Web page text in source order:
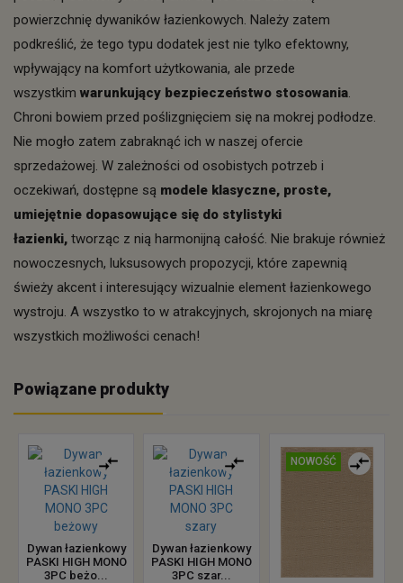
powierzchnię dywaników łazienkowych. Należy zatem
podkreślić, że tego typu dodatek jest nie tylko efektowny,
wpływający na komfort użytkowania, ale przede
wszystkim warunkujący bezpieczeństwo stosowania.
Chroni bowiem przed poślizgnięciem się na mokrej podłodze.
Nie mogło zatem zabraknąć ich w naszej ofercie
sprzedażowej. W zależności od osobistych potrzeb i
oczekiwań, dostępne są modele klasyczne, proste,
umiejętnie dopasowujące się do stylistyki
łazienki, tworząc z nią harmonijną całość. Nie brakuje również
nowoczesnych, luksusowych propozycji, które zapewnią
świeży akcent i interesujący wizualnie element łazienkowego
wystroju. A wszystko to w atrakcyjnych, skrojonych na miarę
wszystkich możliwości cenach!
Powiązane produkty
Dywan łazienkowy
PASKI HIGH MONO
3PC beżo...
Dywan łazienkowy
PASKI HIGH MONO
3PC szar...
NOWOŚĆ